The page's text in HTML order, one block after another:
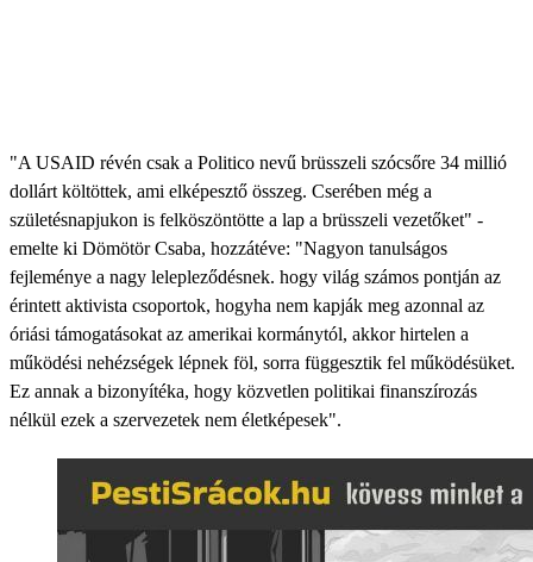
"A USAID révén csak a Politico nevű brüsszeli szócsőre 34 millió
dollárt költöttek, ami elképesztő összeg. Cserében még a
születésnapjukon is felköszöntötte a lap a brüsszeli vezetőket" -
emelte ki Dömötör Csaba, hozzátéve: "Nagyon tanulságos
fejleménye a nagy lelepleződésnek. hogy világ számos pontján az
érintett aktivista csoportok, hogyha nem kapják meg azonnal az
óriási támogatásokat az amerikai kormánytól, akkor hirtelen a
működési nehézségek lépnek föl, sorra függesztik fel működésüket.
Ez annak a bizonyítéka, hogy közvetlen politikai finanszírozás
nélkül ezek a szervezetek nem életképesek".